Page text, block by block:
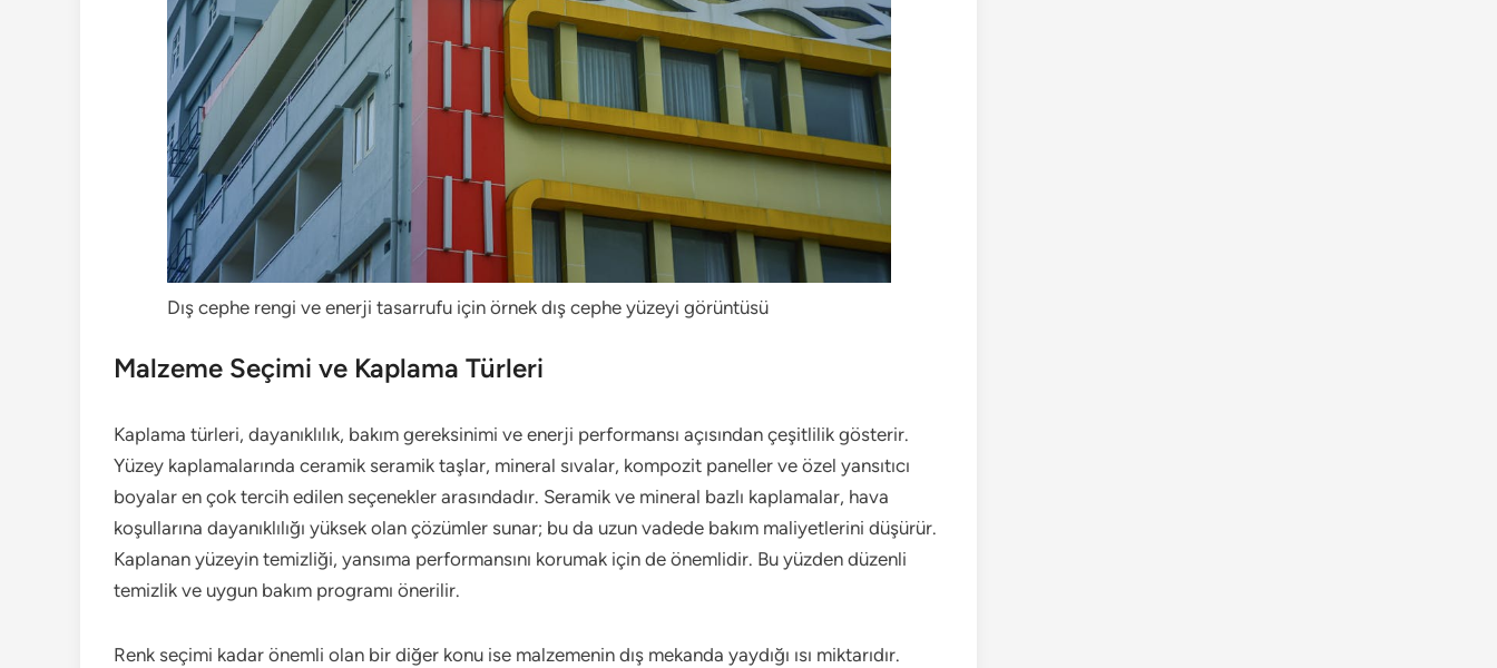
Dış cephe rengi ve enerji tasarrufu için örnek dış cephe yüzeyi görüntüsü
Malzeme Seçimi ve Kaplama Türleri
Kaplama türleri, dayanıklılık, bakım gereksinimi ve enerji performansı açısından çeşitlilik gösterir.
Yüzey kaplamalarında ceramik seramik taşlar, mineral sıvalar, kompozit paneller ve özel yansıtıcı
boyalar en çok tercih edilen seçenekler arasındadır. Seramik ve mineral bazlı kaplamalar, hava
koşullarına dayanıklılığı yüksek olan çözümler sunar; bu da uzun vadede bakım maliyetlerini düşürür.
Kaplanan yüzeyin temizliği, yansıma performansını korumak için de önemlidir. Bu yüzden düzenli
temizlik ve uygun bakım programı önerilir.
Renk seçimi kadar önemli olan bir diğer konu ise malzemenin dış mekanda yaydığı ısı miktarıdır.